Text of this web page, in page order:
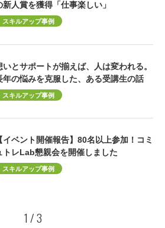
新人賞を獲得「仕事楽しい」
スキルアップ事例
いとサポートが揃えば、人は変われる。
年の悩みを克服した、ある受講生の話
スキルアップ事例
イベント開催報告】80名以上参加！コミ
トレLab懇親会を開催しました
スキルアップ事例
1 / 3